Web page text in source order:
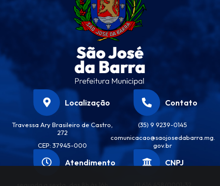
Localização
Travessa Ary Brasileiro de Castro,
272
CEP: 37945-000
Contato
(35) 9 9239-0145
comunicacao@saojosedabarra.mg.
gov.br
Atendimento CNPJ